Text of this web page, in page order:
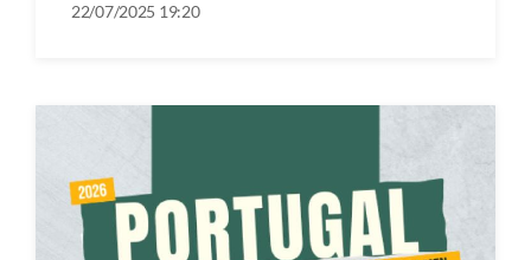
22/07/2025 19:20